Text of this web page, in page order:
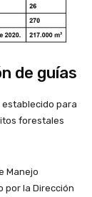
de guías
establecido para
forestales
Manejo
por la Dirección